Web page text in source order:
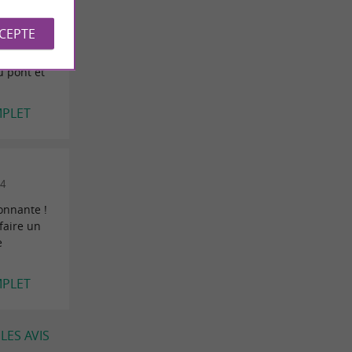
le
/
pont et
!
un
AVIS